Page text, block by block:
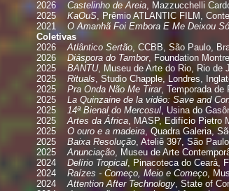
2026 Castelinho de Areia, Mazzucchelli
2025 KaOuS, Prêmio ATLANTIC FILM,
2021 O Amanhã Foi Embora E Me Deixou
Coletivas
2026Atlântico Sertão, CCBB, São Paulo,
2026 Diáspora do Tambor, Foundation
2025 BANTU, Museu de Arte do Rio, Rio de
2025 Rituals, Studio Chapple, Londres,
2025 Pra Onda Não Me Tirar, Temporada de
2025 La Quinzaine de la vidéo: Save and
2025 14ª Bienal do Mercosul, Usina do
2025Artes da África, MASP, Edifício Pietro
2025 O ouro e a madeira, Quadra Galeria,
2025 Baixa Resolução, Ateliê 397, São
2025Anunciação, Museu de Arte
2024 Delírio Tropical, Pinacoteca do Ceará,
2024 Raízes - Começo, Meio e Começo,
2024Attention After Technology, State of